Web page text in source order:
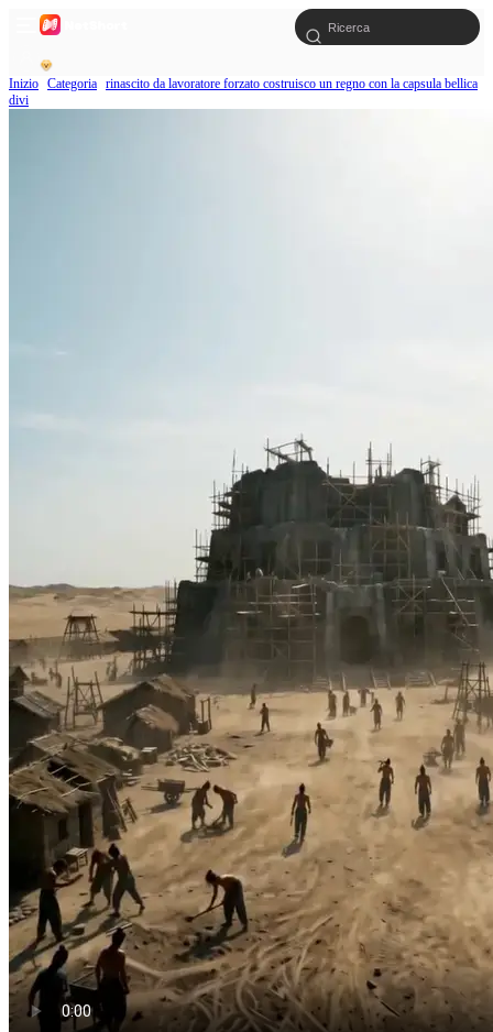
Inizio Categoria rinascito da lavoratore forzato costruisco un regno con la capsula bellica
divi